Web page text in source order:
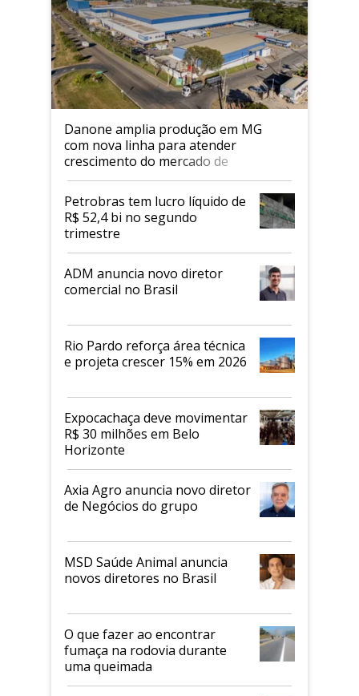
Danone amplia produção em MG
com nova linha para atender
crescimento do mercado de
alimentos proteicos
Petrobras tem lucro líquido de
R$ 52,4 bi no segundo
trimestre
ADM anuncia novo diretor
comercial no Brasil
Rio Pardo reforça área técnica
e projeta crescer 15% em 2026
Expocachaça deve movimentar
R$ 30 milhões em Belo
Horizonte
Axia Agro anuncia novo diretor
de Negócios do grupo
MSD Saúde Animal anuncia
novos diretores no Brasil
O que fazer ao encontrar
fumaça na rodovia durante
uma queimada